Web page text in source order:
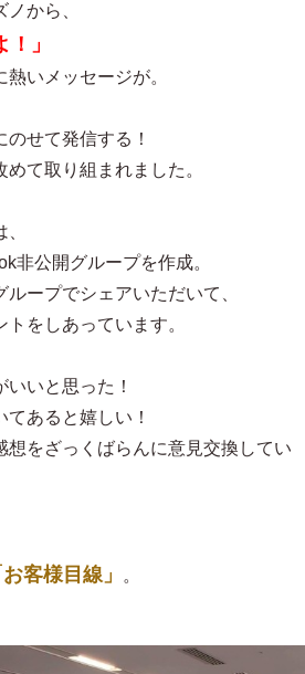
から、
」
いメッセージが。
せて発信する！
て取り組まれました。
非公開グループを作成。
ープでシェアいただいて、
をしあっています。
いと思った！
あると嬉しい！
想をざっくばらんに意見交換してい
お客様目線」 。